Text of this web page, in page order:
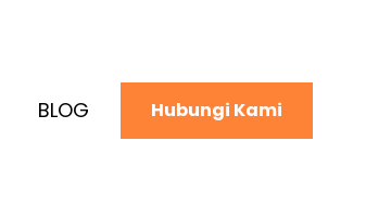
BLOG Hubungi Kami